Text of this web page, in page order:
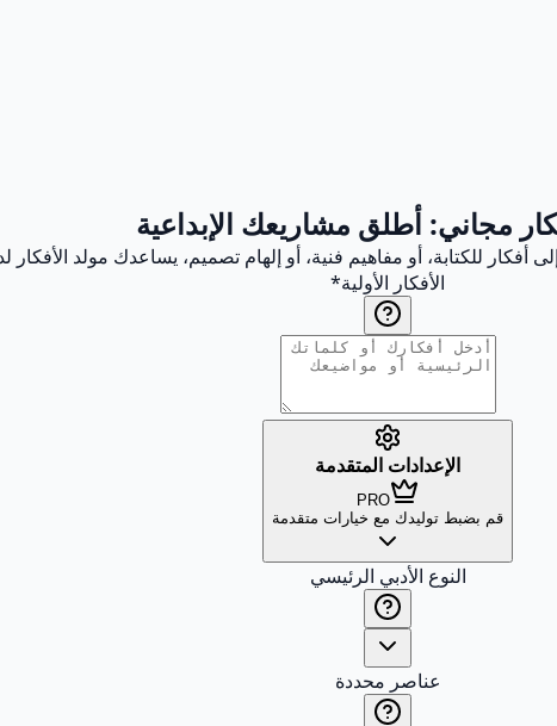
مجاني: أطلق مشاريعك الإبداعية
للكتابة، أو مفاهيم فنية، أو إلهام تصميم، يساعدك مولد الأفكار
الأفكار الأولية*
الإعدادات المتقدمة
PRO
قم بضبط توليدك مع خيارات متقدمة
النوع الأدبي الرئيسي
عناصر محددة